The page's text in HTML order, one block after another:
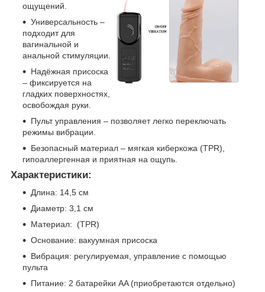
ощущений.
Универсальность –
подходит для
вагинальной и
анальной стимуляции.
Надёжная присоска
– фиксируется на
гладких поверхностях,
освобождая руки.
Пульт управления – позволяет легко переключать
режимы вибрации.
Безопасный материал – мягкая киберкожа (TPR),
гипоаллергенная и приятная на ощупь.
Характеристики:
Длина: 14,5 см
Диаметр: 3,1 см
Материал: (TPR)
Основание: вакуумная присоска
Вибрация: регулируемая, управление с помощью
пульта
Питание: 2 батарейки AA (приобретаются отдельно)